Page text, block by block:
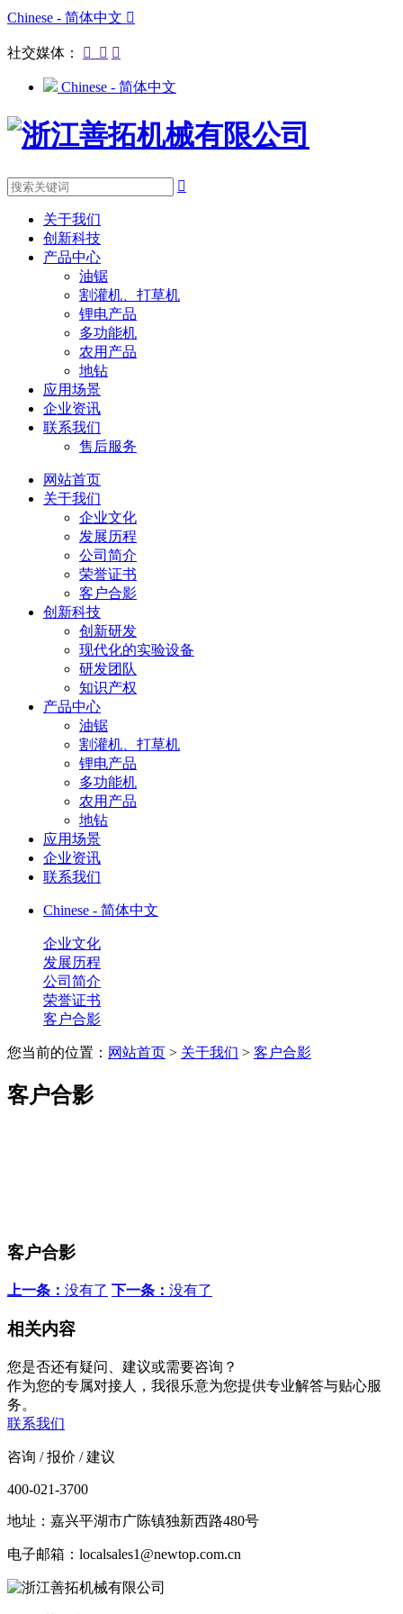
Chinese - 简体中文 
社交媒体：   
Chinese - 简体中文

关于我们
创新科技
产品中心
油锯
割灌机、打草机
锂电产品
多功能机
农用产品
地钻
应用场景
企业资讯
联系我们
售后服务
网站首页
关于我们
企业文化
发展历程
公司简介
荣誉证书
客户合影
创新科技
创新研发
现代化的实验设备
研发团队
知识产权
产品中心
油锯
割灌机、打草机
锂电产品
多功能机
农用产品
地钻
应用场景
企业资讯
联系我们
Chinese - 简体中文
企业文化
发展历程
公司简介
荣誉证书
客户合影
您当前的位置： 网站首页 > 关于我们 > 客户合影
客户合影
客户合影
上一条： 没有了 下一条： 没有了
相关内容
您是否还有疑问、建议或需要咨询？
作为您的专属对接人，我很乐意为您提供专业解答与贴心服
务。
联系我们
咨询 / 报价 / 建议
400-021-3700
地址：嘉兴平湖市广陈镇独新西路480号
电子邮箱：localsales1@newtop.com.cn